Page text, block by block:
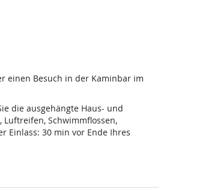
einen Besuch in der Kaminbar im
die ausgehängte Haus- und
Schwimmflossen,
Einlass: 30 min vor Ende Ihres